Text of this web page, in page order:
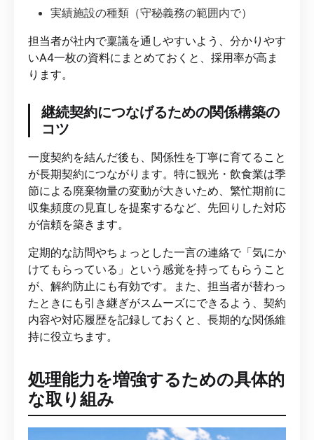
実績施設の種類（守秘義務の範囲内で）
担当者が社内で稟議を通しやすいよう、分かりやす
いA4一枚の資料にまとめておくと、採用率が高ま
ります。
継続契約につなげるための関係構築の
コツ
一度契約を結んだ後も、関係性を丁寧に育てること
が長期契約につながります。特に観光・飲食業は季
節による廃棄物量の変動が大きいため、繁忙期前に
収集頻度の見直しを提案するなど、先回りした対応
が信頼を築きます。
定期的な訪問やちょっとした一言の連絡で「気にか
けてもらっている」という感覚を持ってもらうこと
が、解約防止にも有効です。また、担当者が替わっ
たときにも引き継ぎがスムーズにできるよう、契約
内容や対応履歴を記録しておくと、長期的な関係維
持に役立ちます。
処理能力を増強するための具体的
な取り組み